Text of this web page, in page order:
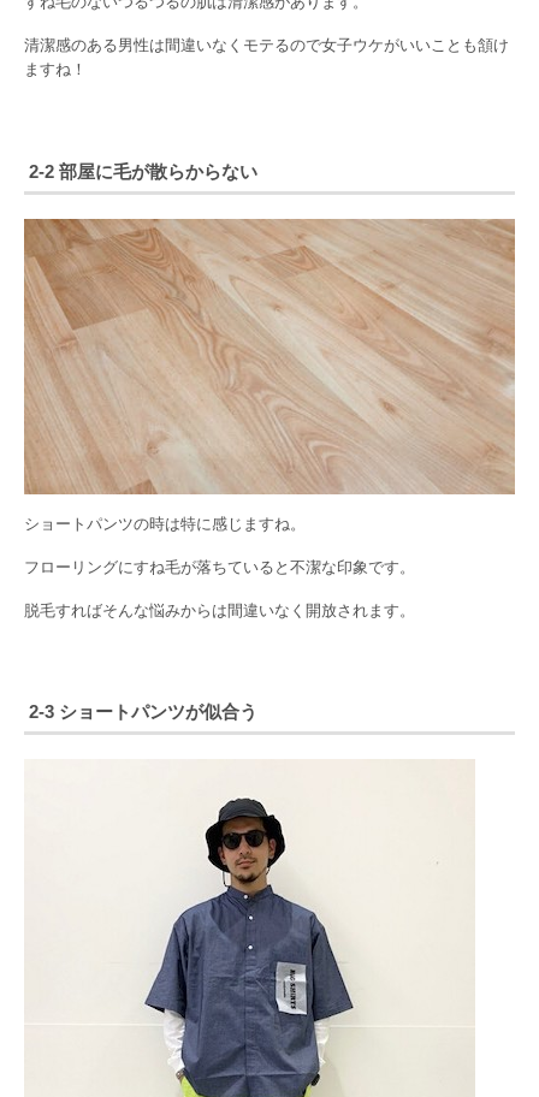
清潔感のある男性は間違いなくモテるので女子ウケがいいことも頷け
ますね！
2-2 部屋に毛が散らからない
ショートパンツの時は特に感じますね。
フローリングにすね毛が落ちていると不潔な印象です。
脱毛すればそんな悩みからは間違いなく開放されます。
2-3 ショートパンツが似合う